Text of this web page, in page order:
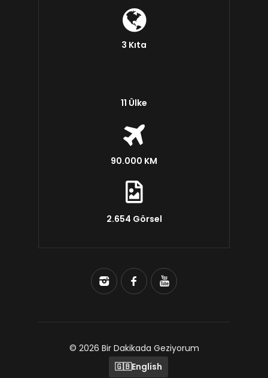
3 Kıta
11 Ülke
90.000 KM
2.654 Görsel
© 2026 Bir Dakikada Geziyorum
🇬🇧English